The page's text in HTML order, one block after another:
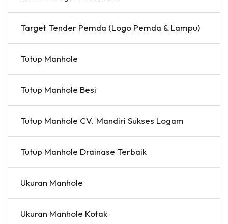
Target Tender Pemda (Logo Pemda & Lampu)
Tutup Manhole
Tutup Manhole Besi
Tutup Manhole CV. Mandiri Sukses Logam
Tutup Manhole Drainase Terbaik
Ukuran Manhole
Ukuran Manhole Kotak